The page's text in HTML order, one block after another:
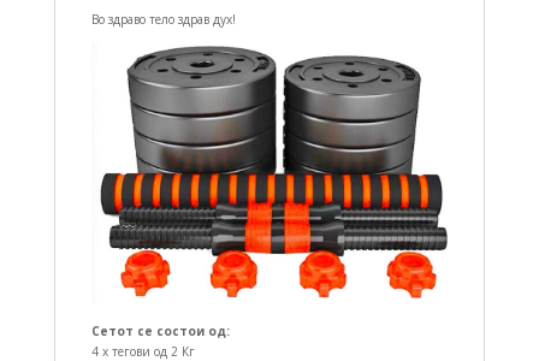
Во здраво тело здрав дух!
Сетот се состои од:
4 x тегови од 2 Кг